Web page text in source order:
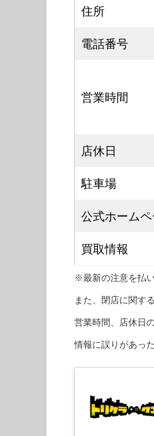
住所
電話番号
営業時間
店休日
駐車場
公式ホームペ
買取情報
※最新の注意を払
また、閉店に関す
営業時間、店休日
情報に誤りがあっ